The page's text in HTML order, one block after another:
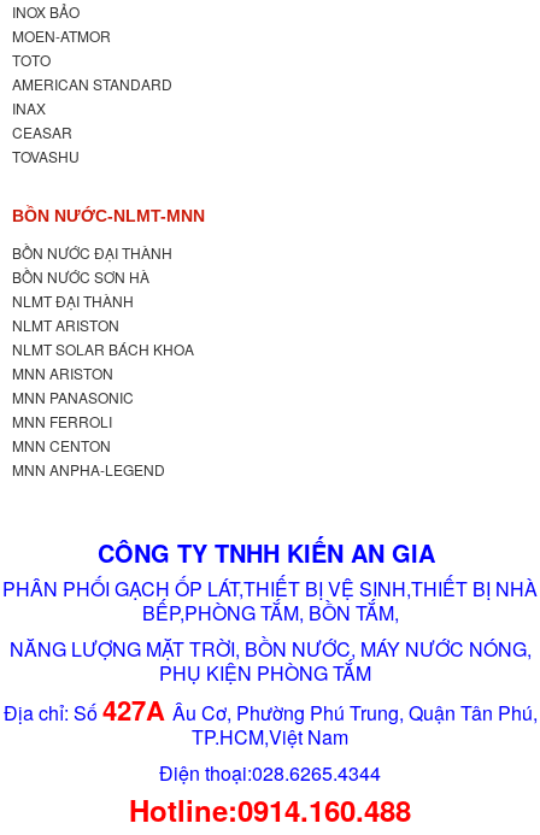
INOX BẢO
MOEN-ATMOR
TOTO
AMERICAN STANDARD
INAX
CEASAR
TOVASHU
BỒN NƯỚC-NLMT-MNN
BỒN NƯỚC ĐẠI THÀNH
BỒN NƯỚC SƠN HÀ
NLMT ĐẠI THÀNH
NLMT ARISTON
NLMT SOLAR BÁCH KHOA
MNN ARISTON
MNN PANASONIC
MNN FERROLI
MNN CENTON
MNN ANPHA-LEGEND
CÔNG TY TNHH KIẾN AN GIA
PHÂN PHỐI GẠCH ỐP LÁT,THIẾT BỊ VỆ SINH,THIẾT BỊ NHÀ
BẾP,PHÒNG TẮM, BỒN TẮM,
NĂNG LƯỢNG MẶT TRỜI, BỒN NƯỚC, MÁY NƯỚC NÓNG,
PHỤ KIỆN PHÒNG TẮM
Địa chỉ: Số427A Âu Cơ, Phường Phú Trung, Quận Tân Phú,
TP.HCM,Việt Nam
Điện thoại:028.6265.4344
Hotline:0914.160.488